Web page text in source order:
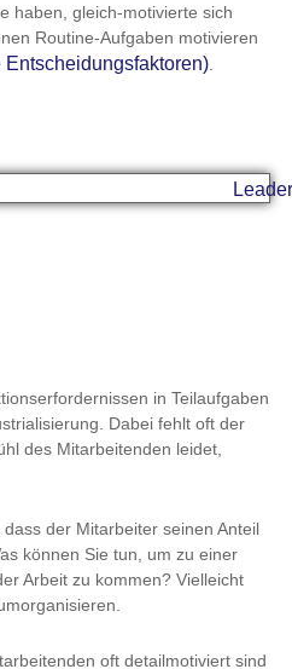
haben, gleich-motivierte sich
Routine-Aufgaben motivieren
Entscheidungsfaktoren).
in Teilaufgaben
Dabei fehlt oft der
des Mitarbeitenden leidet,
der Mitarbeiter seinen Anteil
können Sie tun, um zu einer
Arbeit zu kommen? Vielleicht
oft detailmotiviert sind